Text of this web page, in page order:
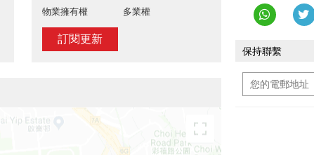
物業擁有權
多業權
訂閱更新
保持聯繫